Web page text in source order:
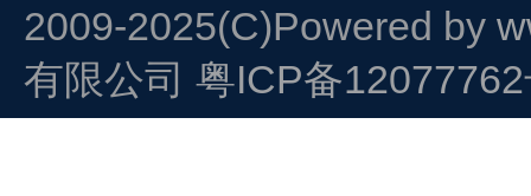
2009-2025(C)Powered by
有限公司 粤ICP备